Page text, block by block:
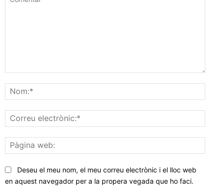
web:
Deseu el meu nom, el meu correu electrònic i el lloc web
en aquest navegador per a la propera vegada que ho faci.